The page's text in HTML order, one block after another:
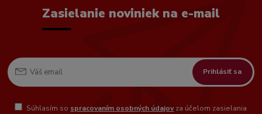
Zasielanie noviniek na e-mail
Prihlásiť sa
Súhlasím so spracovaním osobných údajovza účelom zasielania